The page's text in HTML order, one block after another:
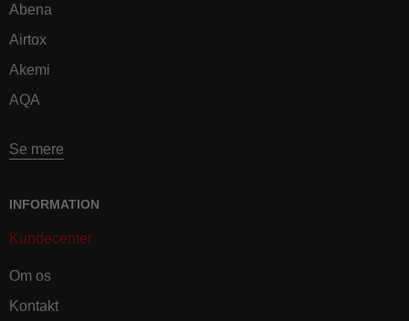
Abena
Airtox
Akemi
AQA
Se mere
INFORMATION
Kundecenter
Om os
Kontakt